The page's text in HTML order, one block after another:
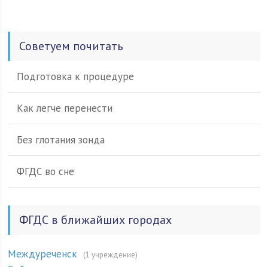
Советуем почитать
Подготовка к процедуре
Как легче перенести
Без глотания зонда
ФГДС во сне
ФГДС в ближайших городах
Междуреченск (1 учреждение)